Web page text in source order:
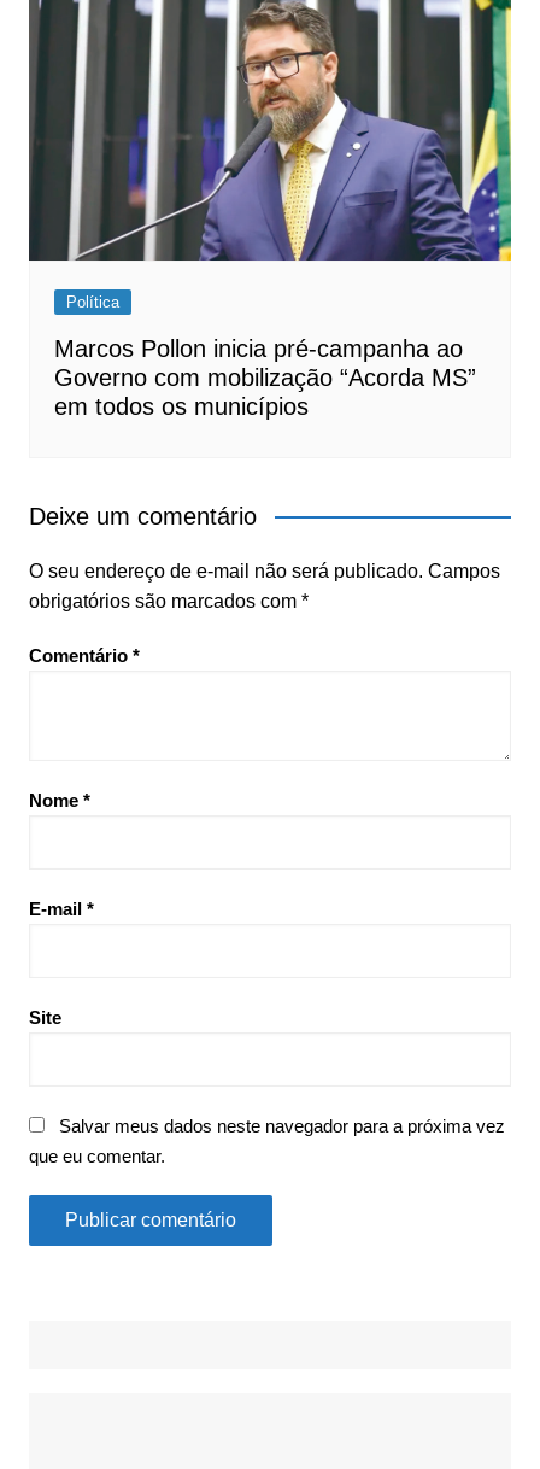
Política
Marcos Pollon inicia pré-campanha ao
Governo com mobilização “Acorda MS”
em todos os municípios
Deixe um comentário
O seu endereço de e-mail não será publicado. Campos
obrigatórios são marcados com *
Comentário *
Nome *
E-mail *
Site
Salvar meus dados neste navegador para a próxima vez
que eu comentar.